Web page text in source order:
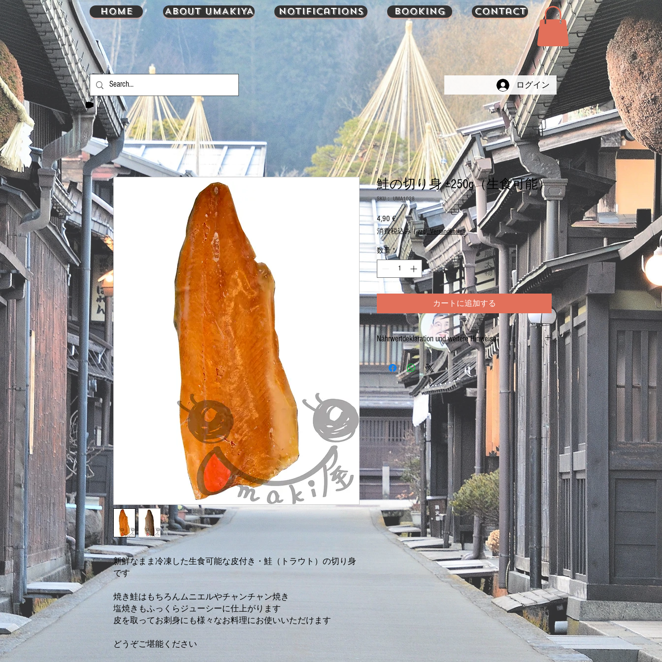
ログイン
新鮮なまま冷凍した生食可能な皮付き・鮭（トラウト）の切り身
です
焼き鮭はもちろんムニエルやチャンチャン焼き
塩焼きもふっくらジューシーに仕上がります
皮を取ってお刺身にも様々なお料理にお使いいただけます
どうぞご堪能ください
鮭の切り身 ±250g（生食可能）
SKU： UMA1028
4,90 €価
格
消費税込み|zzgl. Versandkosten
数量 *
カートに追加する
Nährwertdeklaration und weitere Hinweise
Lachsforellenfilet, mit Haut ±250g
Bei Lagerung von mind. -18°C
Netto: 250g
Hergestellt in Türkei
HOME About UMAKIYA Notifications Booking Contact